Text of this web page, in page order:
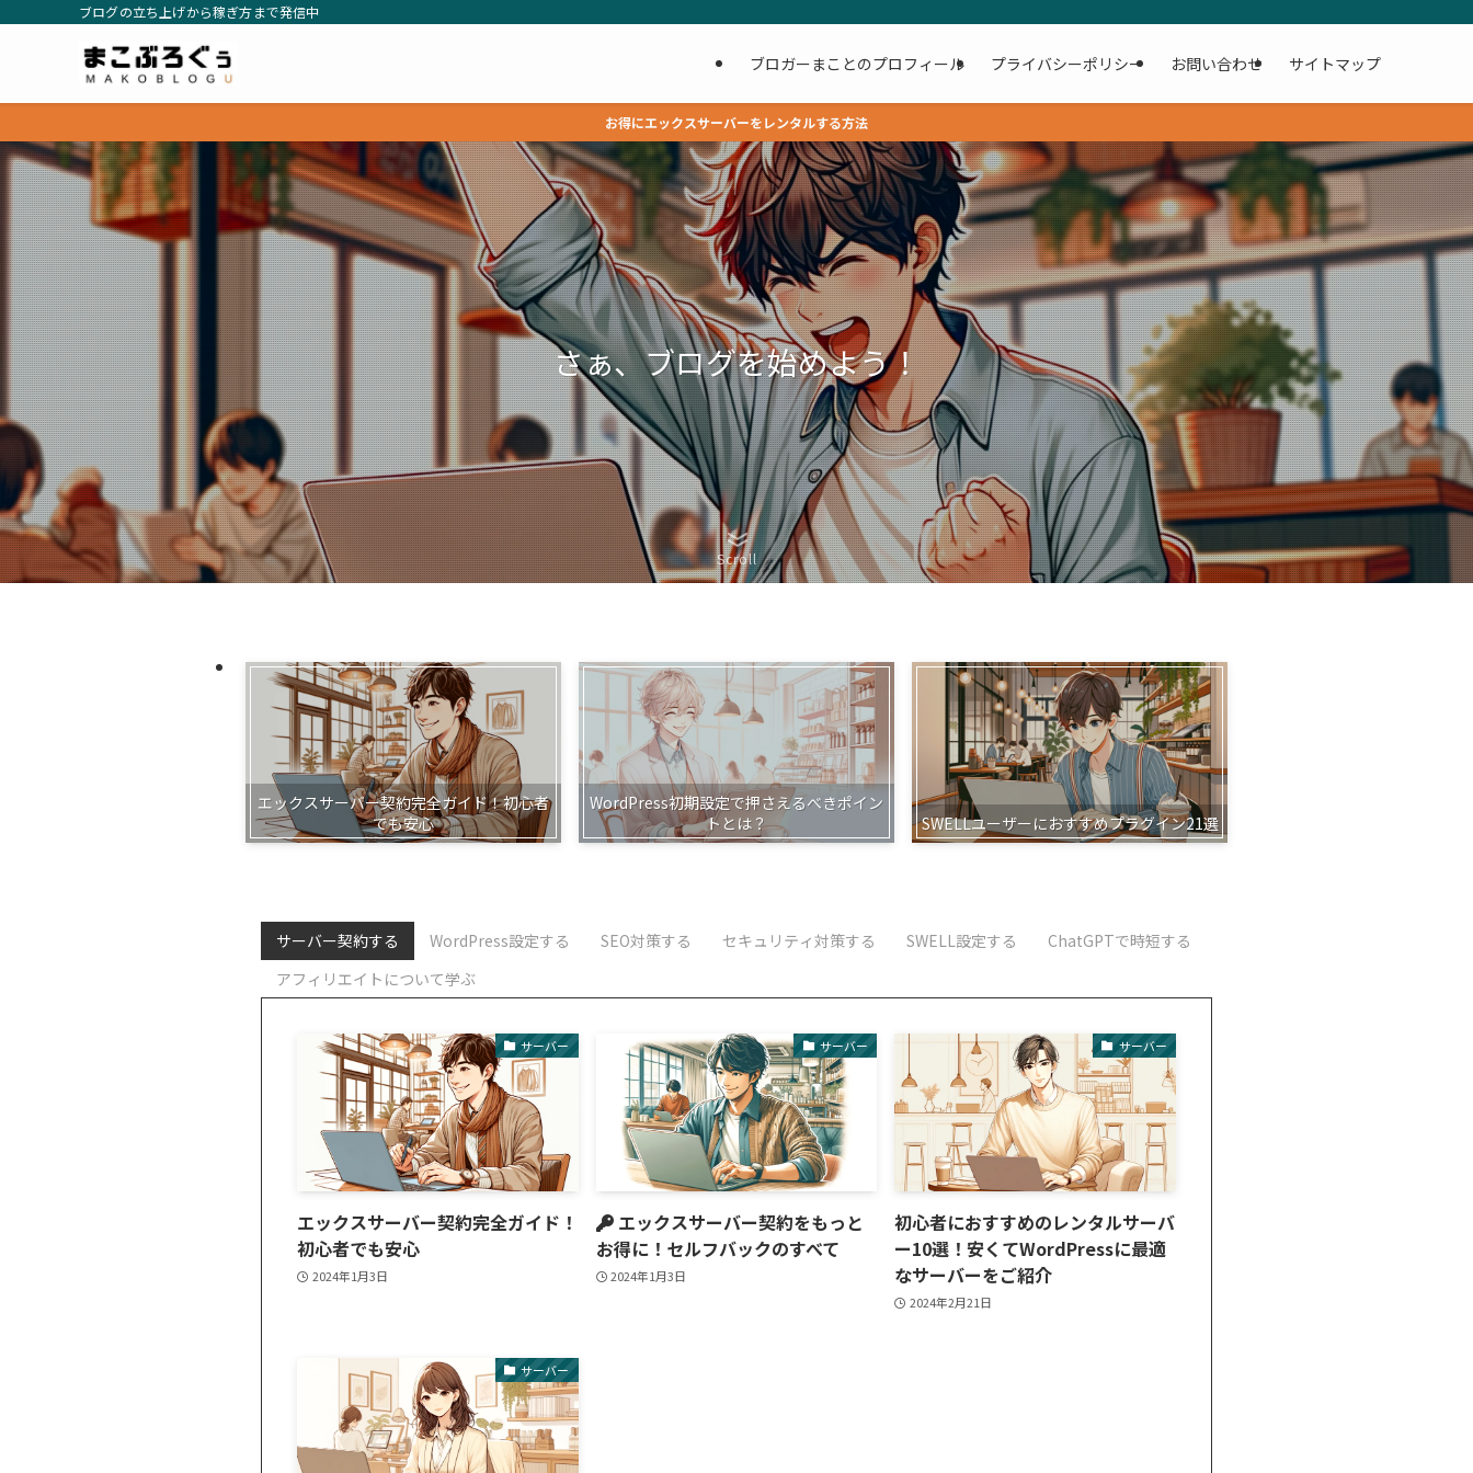
ブログの立ち上げから稼ぎ方まで発信中
ブロガーまことのプロフィール プライバシーポリシー お問い合わせ サイトマップ
お得にエックスサーバーをレンタルする方法
さぁ、ブログを始めよう！
Scroll
エックスサーバー契約完全ガイド！初心者
でも安心
WordPress初期設定で押さえるべきポイン
トとは？
SWELLユーザーにおすすめプラグイン21選
サーバー契約する WordPress設定する SEO対策する セキュリティ対策する SWELL設定する
ChatGPTで時短する
アフィリエイトについて学ぶ
サーバー
エックスサーバー契約完全ガイド！
初心者でも安心
2024年1月3日
サーバー
エックスサーバー契約をもっと
お得に！セルフバックのすべて
2024年1月3日
サーバー
初心者におすすめのレンタルサーバ
ー10選！安くてWordPressに最適
なサーバーをご紹介
2024年2月21日
サーバー